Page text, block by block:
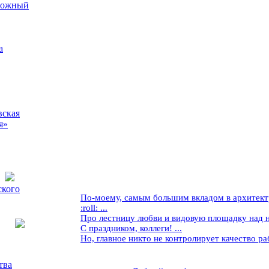
По-моему, самым большим вкладом в
:roll: ...
Про лестницу любви и видовую площадку над
С праздником, коллеги! ...
Но, главное никто не контролирует качество